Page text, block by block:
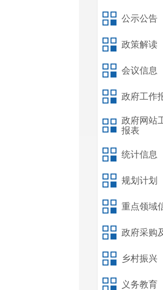
公示公告
政策解读
会议信息
政府工作
政府网站
报表
统计信息
规划计划
重点领域
政府采购
乡村振兴
义务教育